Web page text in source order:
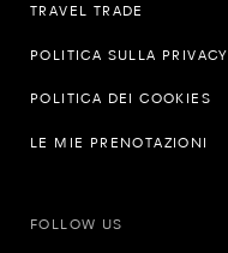
TRAVEL TRADE
POLITICA SULLA PRIVACY
POLITICA DEI COOKIES
LE MIE PRENOTAZIONI
FOLLOW US